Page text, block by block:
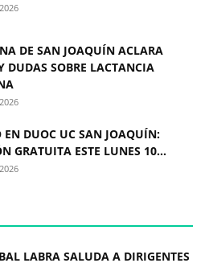
DE SAN JOAQUÍN ACLARA
DUDAS SOBRE LACTANCIA
EN DUOC UC SAN JOAQUÍN:
GRATUITA ESTE LUNES 10...
LABRA SALUDA A DIRIGENTES